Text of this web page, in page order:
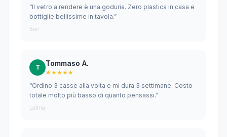
“Il vetro a rendere è una goduria. Zero plastica in casa e
bottiglie bellissime in tavola.”
Bari
T Tommaso A.
★★★★★
“Ordino 3 casse alla volta e mi dura 3 settimane. Costo
totale molto più basso di quanto pensassi.”
Latina